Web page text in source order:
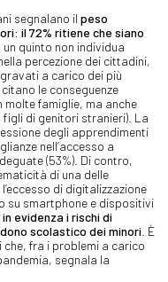
segnalano il peso
il 72% ritiene che siano
quinto non individua
percezione dei cittadini,
a carico dei più
le conseguenze
molte famiglie, ma anche
figli di genitori stranieri). La
degli apprendimenti
nell’accesso a
(53%). Di contro,
di una delle
l’eccesso di digitalizzazione
su smartphone e dispositivi
evidenza i rischi di
scolastico dei minori . È
che, fra i problemi a carico
segnala la